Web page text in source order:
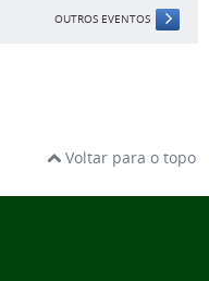
OUTROS EVENTOS
Voltar para o topo